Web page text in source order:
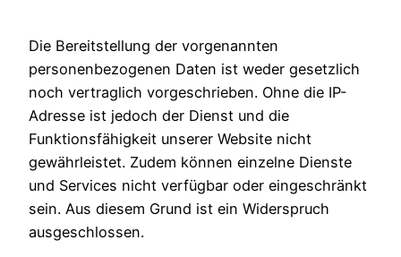
Die Bereitstellung der vorgenannten
personenbezogenen Daten ist weder gesetzlich
noch vertraglich vorgeschrieben. Ohne die IP-
Adresse ist jedoch der Dienst und die
Funktionsfähigkeit unserer Website nicht
gewährleistet. Zudem können einzelne Dienste
und Services nicht verfügbar oder eingeschränkt
sein. Aus diesem Grund ist ein Widerspruch
ausgeschlossen.